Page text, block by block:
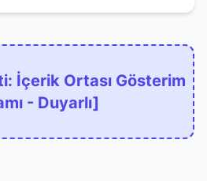
İçerik Ortası Gösterim
- Duyarlı]